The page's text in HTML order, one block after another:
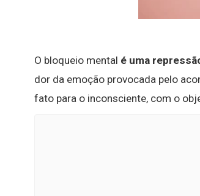
O bloqueio mental é uma
dor da emoção provocada pelo
fato para o inconsciente, com o